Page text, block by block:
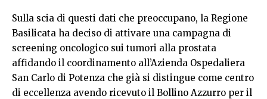
Sulla scia di questi dati che preoccupano, la Regione
Basilicata ha deciso di attivare una campagna di
screening oncologico sui tumori alla prostata
affidando il coordinamento all’Azienda Ospedaliera
San Carlo di Potenza che già si distingue come centro
di eccellenza avendo ricevuto il Bollino Azzurro per il